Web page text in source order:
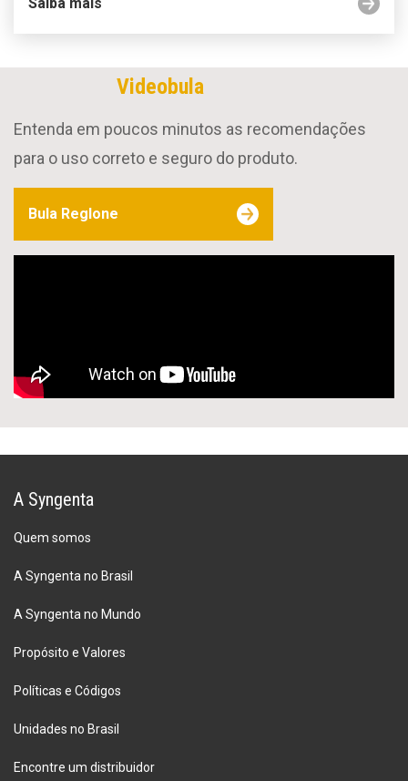
Videobula
Entenda em poucos minutos as recomendações
para o uso correto e seguro do produto.
Bula Reglone
A Syngenta
Quem somos
A Syngenta no Brasil
A Syngenta no Mundo
Propósito e Valores
Políticas e Códigos
Unidades no Brasil
Encontre um distribuidor